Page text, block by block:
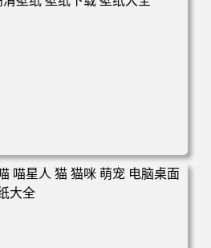
朱迪狐尼克 4K 电脑壁纸 3840x2
纸下载 壁纸大全